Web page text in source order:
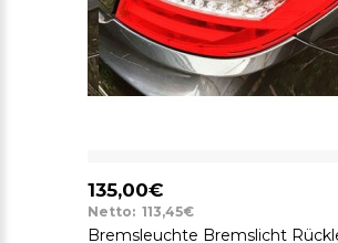
135,00€
Netto: 113,45€